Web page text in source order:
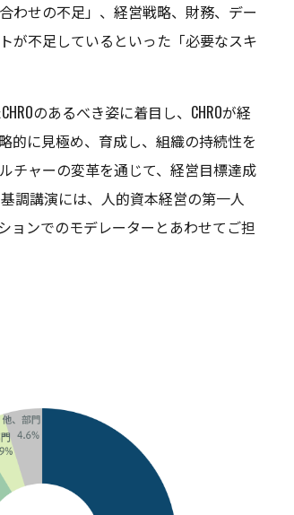
わせの不足」、経営戦略、財務、デー
が不足しているといった「必要なスキ
のあるべき姿に着目し、CHROが経
的に見極め、育成し、組織の持続性を
チャーの変革を通じて、経営目標達成
調講演には、人的資本経営の第一人
ョンでのモデレーターとあわせてご担